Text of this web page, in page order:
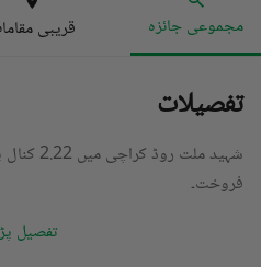
مجموعی جائزہ قریبی
تفصیلات
فروخت۔
تفصیل